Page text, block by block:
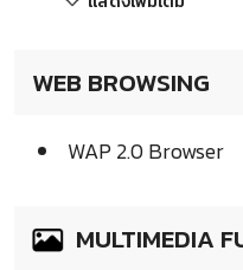
WEB BROWSING
WAP 2.0 Browser
MULTIMEDIA